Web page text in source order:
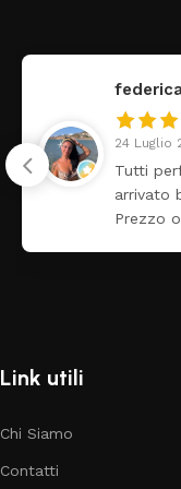
24 Luglio
Tutti
arrivato
Prezzo
Link utili
Chi Siamo
Contatti